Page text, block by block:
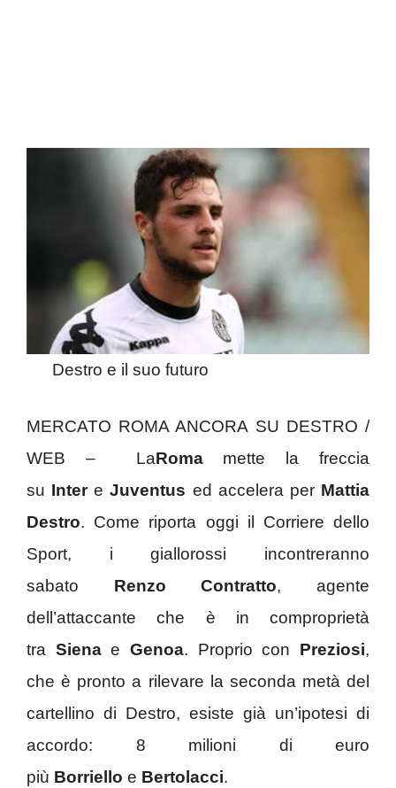
Destro e il suo futuro
MERCATO ROMA ANCORA SU DESTRO /
WEB – LaRoma mette la freccia
su IntereJuventus ed accelera per Mattia
Destro. Come riporta oggi il Corriere dello
Sport, i giallorossi incontreranno
sabato Renzo Contratto, agente
dell’attaccante che è in comproprietà
tra SienaeGenoa. Proprio con Preziosi,
che è pronto a rilevare la seconda metà del
cartellino di Destro, esiste già un’ipotesi di
accordo: 8 milioni di euro
più Borriello e Bertolacci.